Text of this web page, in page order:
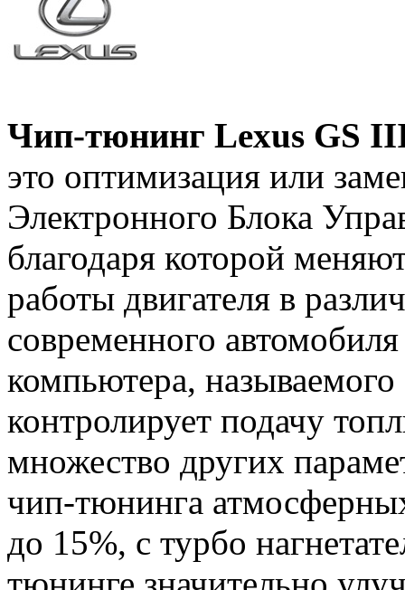
Чип-тюнинг Lexus GS
это оптимизация или
Электронного Блока
благодаря которой
работы двигателя в
современного
компьютера,
контролирует подачу
множество других
чип-тюнинга
до 15%, с турбо